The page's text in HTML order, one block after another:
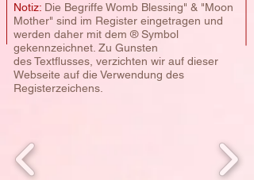
Notiz: Die Begriffe Womb Blessing" & "Moon
Mother" sind im Register eingetragen und
werden daher mit dem ® Symbol
gekennzeichnet. Zu Gunsten
desTextflusses, verzichten wir auf dieser
Webseite auf die Verwendung des
Registerzeichens.